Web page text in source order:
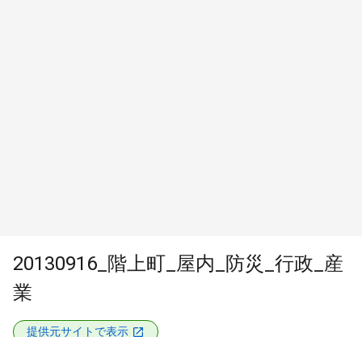
20130916_階上町_屋内_防災_行政_産
業
提供元サイトで表示